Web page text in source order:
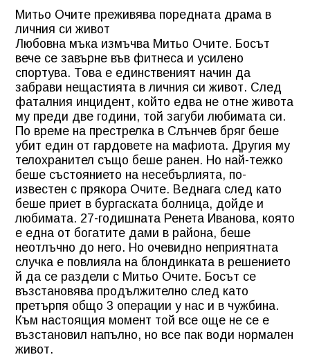
Митьо Очите преживява поредната драма в
личния си живот
Любовна мъка измъчва Митьо Очите. Босът
вече се завърне във фитнеса и усилено
спортува. Това е единственият начин да
забрави нещастията в личния си живот. След
фаталния инцидент, който едва не отне живота
му преди две години, той загуби любимата си.
По време на престрелка в Слънчев бряг беше
убит един от гардовете на мафиота. Другия му
телохранител също беше ранен. Но най-тежко
беше състоянието на несебърлията, по-
известен с прякора Очите. Веднага след като
беше приет в бургаската болница, дойде и
любимата. 27-годишната Ренета Иванова, която
е една от богатите дами в района, беше
неотлъчно до него. Но очевидно неприятната
случка е повлияла на блондинката в решението
й да се раздели с Митьо Очите. Босът се
възстановява продължително след като
претърпя общо 3 операции у нас и в чужбина.
Към настоящия момент той все още не се е
възстановил напълно, но все пак води нормален
живот.